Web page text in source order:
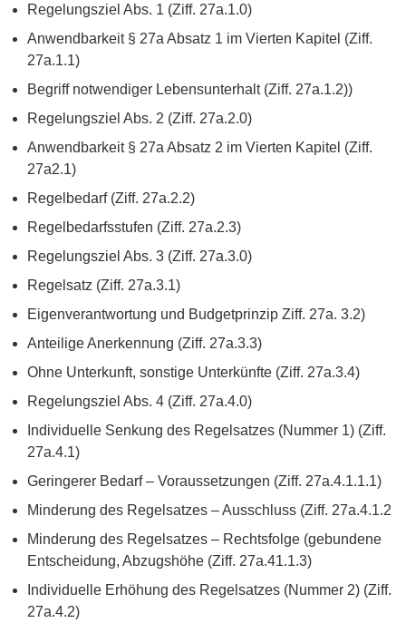
Regelungsziel Abs. 1 (Ziff. 27a.1.0)
Anwendbarkeit § 27a Absatz 1 im Vierten Kapitel (Ziff.
27a.1.1)
Begriff notwendiger Lebensunterhalt (Ziff. 27a.1.2))
Regelungsziel Abs. 2 (Ziff. 27a.2.0)
Anwendbarkeit § 27a Absatz 2 im Vierten Kapitel (Ziff.
27a2.1)
Regelbedarf (Ziff. 27a.2.2)
Regelbedarfsstufen (Ziff. 27a.2.3)
Regelungsziel Abs. 3 (Ziff. 27a.3.0)
Regelsatz (Ziff. 27a.3.1)
Eigenverantwortung und Budgetprinzip Ziff. 27a. 3.2)
Anteilige Anerkennung (Ziff. 27a.3.3)
Ohne Unterkunft, sonstige Unterkünfte (Ziff. 27a.3.4)
Regelungsziel Abs. 4 (Ziff. 27a.4.0)
Individuelle Senkung des Regelsatzes (Nummer 1) (Ziff.
27a.4.1)
Geringerer Bedarf – Voraussetzungen (Ziff. 27a.4.1.1.1)
Minderung des Regelsatzes – Ausschluss (Ziff. 27a.4.1.2
Minderung des Regelsatzes – Rechtsfolge (gebundene
Entscheidung, Abzugshöhe (Ziff. 27a.41.1.3)
Individuelle Erhöhung des Regelsatzes (Nummer 2) (Ziff.
27a.4.2)